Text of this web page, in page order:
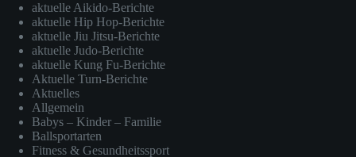
aktuelle Aikido-Berichte
aktuelle Hip Hop-Berichte
aktuelle Jiu Jitsu-Berichte
aktuelle Judo-Berichte
aktuelle Kung Fu-Berichte
Aktuelle Turn-Berichte
Aktuelles
Allgemein
Babys – Kinder – Familie
Ballsportarten
Fitness & Gesundheitssport